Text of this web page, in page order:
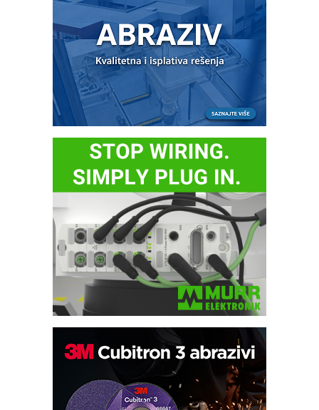
Trajna oznaka kao dugoročna korist
Bezbednost na prvom mestu!